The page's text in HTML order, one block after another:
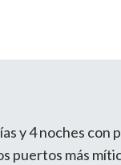
y 4 noches con
puertos más